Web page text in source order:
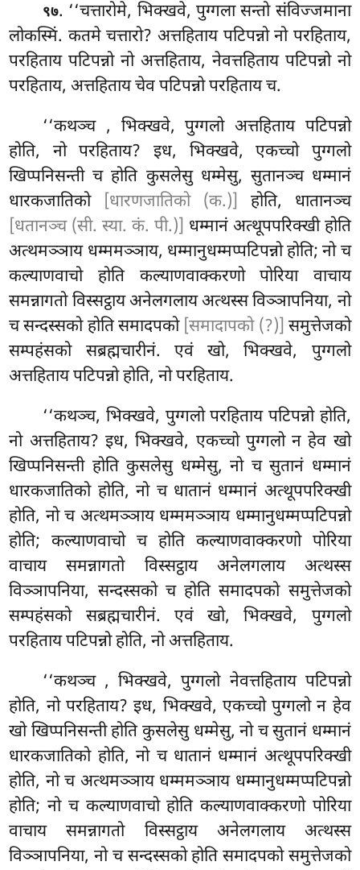
९७. ‘‘चत्तारोमे, भिक्खवे, पुग्गला सन्तो संविज्जमाना
लोकस्मिं. कतमे चत्तारो? अत्तहिताय पटिपन्नो नो परहिताय,
परहिताय पटिपन्नो नो अत्तहिताय, नेवत्तहिताय पटिपन्नो नो
परहिताय, अत्तहिताय चेव पटिपन्नो परहिताय च.
‘‘कथञ्च , भिक्खवे, पुग्गलो अत्तहिताय पटिपन्नो
होति, नो परहिताय? इध, भिक्खवे, एकच्चो पुग्गलो
खिप्पनिसन्ती च होति कुसलेसु धम्मेसु, सुतानञ्च धम्मानं
धारकजातिको
[धारणजातिको (क.)]
होति, धातानञ्च
[धतानञ्च (सी. स्या. कं. पी.)] धम्मानं अत्थूपपरिक्खी होति
अत्थमञ्ञाय धम्ममञ्ञाय, धम्मानुधम्मप्पटिपन्नो होति; नो च
कल्याणवाचो होति कल्याणवाक्करणो पोरिया वाचाय
समन्नागतो विस्सट्ठाय अनेलगलाय अत्थस्स विञ्ञापनिया, नो
च सन्दस्सको होति समादपको [समादापको (?)] समुत्तेजको
सम्पहंसको सब्रह्मचारीनं. एवं खो, भिक्खवे, पुग्गलो
अत्तहिताय पटिपन्नो होति, नो परहिताय.
‘‘कथञ्च, भिक्खवे, पुग्गलो परहिताय पटिपन्नो होति,
नो अत्तहिताय? इध, भिक्खवे, एकच्चो पुग्गलो न हेव खो
खिप्पनिसन्ती होति कुसलेसु धम्मेसु, नो च सुतानं धम्मानं
धारकजातिको होति, नो च धातानं धम्मानं अत्थूपपरिक्खी
होति, नो च अत्थमञ्ञाय धम्ममञ्ञाय धम्मानुधम्मप्पटिपन्नो
होति; कल्याणवाचो च होति कल्याणवाक्करणो पोरिया
वाचाय समन्नागतो विस्सट्ठाय अनेलगलाय अत्थस्स
विञ्ञापनिया, सन्दस्सको च होति समादपको समुत्तेजको
सम्पहंसको सब्रह्मचारीनं. एवं खो, भिक्खवे, पुग्गलो
परहिताय पटिपन्नो होति, नो अत्तहिताय.
‘‘कथञ्च , भिक्खवे, पुग्गलो नेवत्तहिताय पटिपन्नो
होति, नो परहिताय? इध, भिक्खवे, एकच्चो पुग्गलो न हेव
खो खिप्पनिसन्ती होति कुसलेसु धम्मेसु, नो च सुतानं धम्मानं
धारकजातिको होति, नो च धातानं धम्मानं अत्थूपपरिक्खी
होति, नो च अत्थमञ्ञाय धम्ममञ्ञाय धम्मानुधम्मप्पटिपन्नो
होति; नो च कल्याणवाचो होति कल्याणवाक्करणो पोरिया
वाचाय समन्नागतो विस्सट्ठाय अनेलगलाय अत्थस्स
विञ्ञापनिया, नो च सन्दस्सको होति समादपको समुत्तेजको